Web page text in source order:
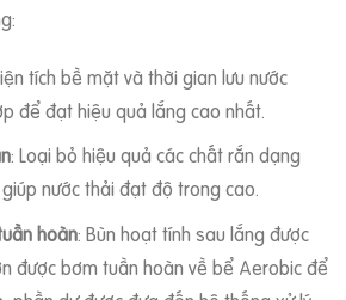
tích bề mặt và thời gian lưu nước
để đạt hiệu quả lắng cao nhất.
: Loại bỏ hiệu quả các chất rắn dạng
nước thải đạt độ trong cao.
hoàn: Bùn hoạt tính sau lắng được
được bơm tuần hoàn về bể Aerobic để